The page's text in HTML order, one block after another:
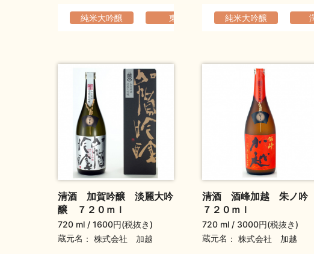
純米大吟醸 東光 軽快でなめらか
純米大吟醸
清酒 加賀吟醸 淡麗大吟
醸 ７２０ｍｌ
720 ml
1600円(税抜き)
蔵元名
株式会社 加越
清酒 酒峰加越 朱ノ吟
７２０ｍｌ
720 ml
3000円(税抜き)
蔵元名
株式会社 加越